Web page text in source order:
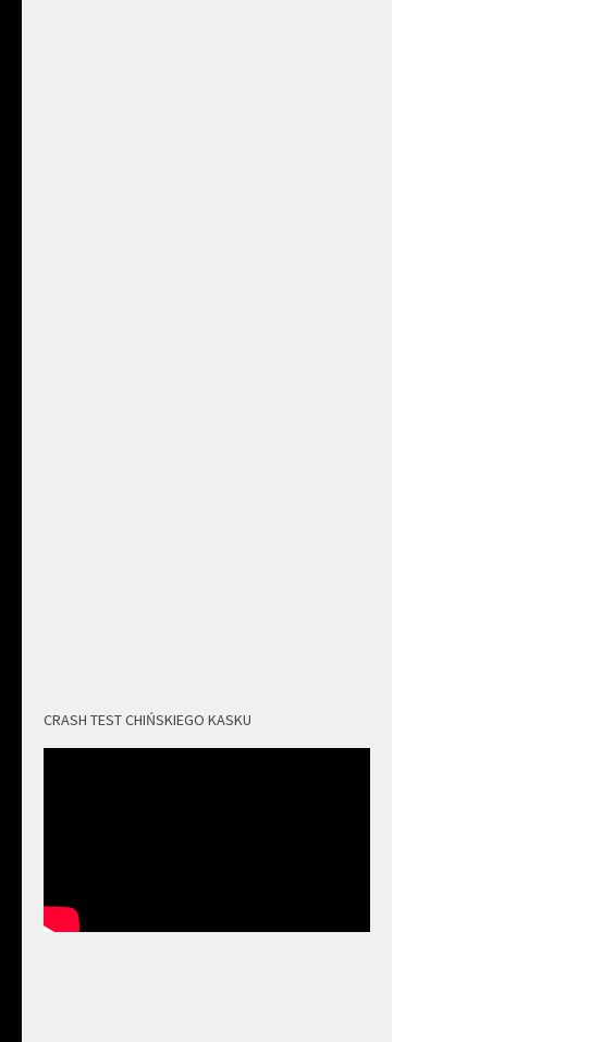
CRASH TEST CHIŃSKIEGO KASKU